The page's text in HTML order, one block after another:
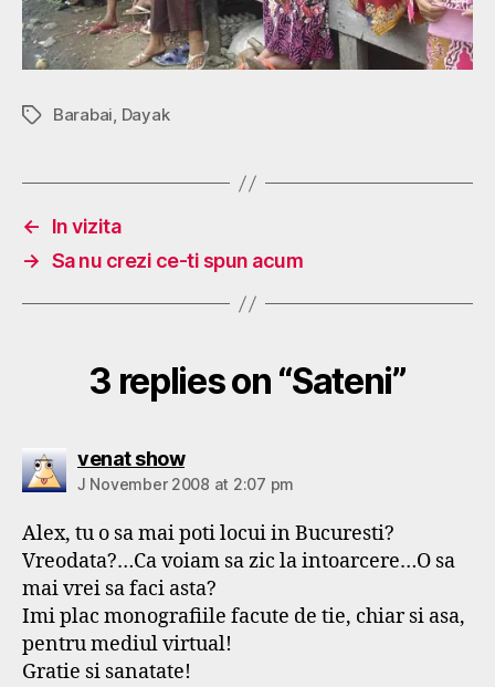
TagsBarabai, Dayak
←
In vizita
→ Sa nu crezi ce-ti spun acum
3 replies on “Sateni”
venat showsays:
J November 2008 at 2:07 pm
Alex, tu o sa mai poti locui in Bucuresti?
Vreodata?…Ca voiam sa zic la intoarcere…O sa
mai vrei sa faci asta?
Imi plac monografiile facute de tie, chiar si asa,
pentru mediul virtual!
Gratie si sanatate!